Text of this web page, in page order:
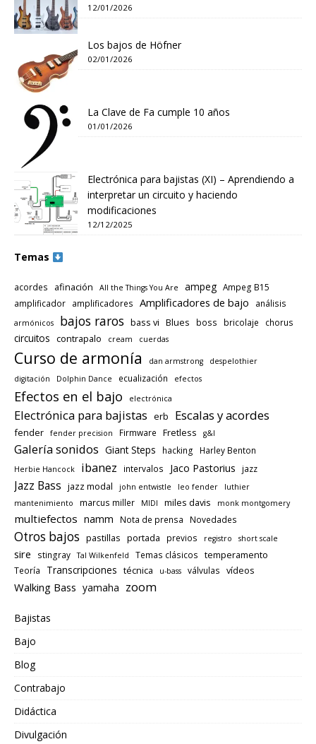
12/01/2026
Los bajos de Höfner
02/01/2026
La Clave de Fa cumple 10 años
01/01/2026
Electrónica para bajistas (XI) – Aprendiendo a
interpretar un circuito y haciendo
modificaciones
12/12/2025
Temas
acordes afinación All the Things You Are ampeg Ampeg B15
amplificador
amplificadores Amplificadores de bajo análisis
armónicos bajos raros bass vi Blues boss bricolaje chorus
circuitos contrapalo cream cuerdas
Curso de armonía dan armstrong
despelothier
digitación
Dolphin Dance ecualización efectos
Efectos en el bajo electrónica
Electrónica para bajistas erb Escalas y acordes
fender fender precision Firmware Fretless g&l
Galería sonidos Giant Steps hacking Harley Benton
Herbie Hancock ibanez intervalos Jaco Pastorius jazz
Jazz Bass jazz modal john entwistle leo fender
luthier
mantenimiento
marcus miller MIDI miles davis monk montgomery
multiefectos namm Nota de prensa Novedades
Otros bajos pastillas portada previos registro short scale
sire stingray Tal Wilkenfeld Temas clásicos temperamento
Teoría Transcripciones técnica u-bass válvulas vídeos
Walking Bass yamaha zoom
Bajistas
Bajo
Blog
Contrabajo
Didáctica
Divulgación